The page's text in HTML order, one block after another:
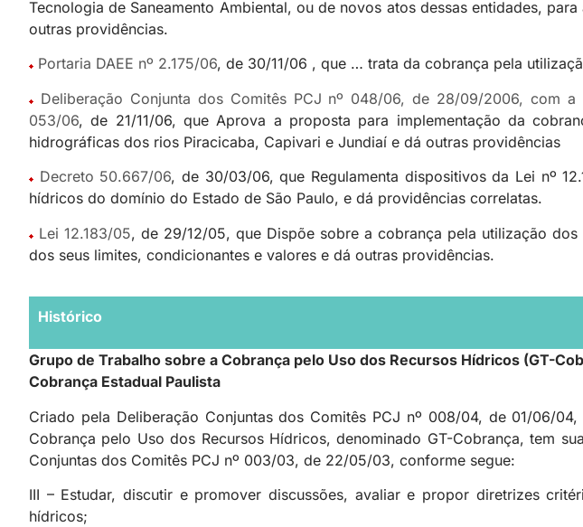
Tecnologia de Saneamento Ambiental, ou de novos atos dessas entidades,
outras providências.
Portaria DAEE nº 2.175/06, de 30/11/06 , que … trata da cobrança pela
Deliberação Conjunta dos Comitês PCJ nº 048/06, de 28/09/2006, com a
053/06, de 21/11/06, que Aprova a proposta para implementação da
hidrográficas dos rios Piracicaba, Capivari e Jundiaí e dá outras providências
Decreto 50.667/06, de 30/03/06, que Regulamenta dispositivos da Lei nº
hídricos do domínio do Estado de São Paulo, e dá providências correlatas.
Lei 12.183/05, de 29/12/05, que Dispõe sobre a cobrança pela utilização
dos seus limites, condicionantes e valores e dá outras providências.
Histórico
Grupo de Trabalho sobre a Cobrança pelo Uso dos Recursos Hídricos (GT-
Cobrança Estadual Paulista
Criado pela Deliberação Conjuntas dos Comitês PCJ nº 008/04, de 01/06/
Cobrança pelo Uso dos Recursos Hídricos, denominado GT-Cobrança, tem
Conjuntas dos Comitês PCJ nº 003/03, de 22/05/03, conforme segue:
III – Estudar, discutir e promover discussões, avaliar e propor diretrizes
hídricos;